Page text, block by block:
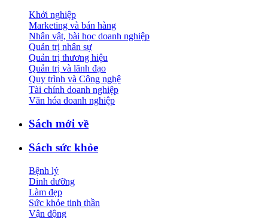
Khởi nghiệp
Marketing và bán hàng
Nhân vật, bài học doanh nghiệp
Quản trị nhân sự
Quản trị thương hiệu
Quản trị và lãnh đạo
Quy trình và Công nghệ
Tài chính doanh nghiệp
Văn hóa doanh nghiệp
Sách mới về
Sách sức khỏe
Bệnh lý
Dinh dưỡng
Làm đẹp
Sức khỏe tinh thần
Vận động